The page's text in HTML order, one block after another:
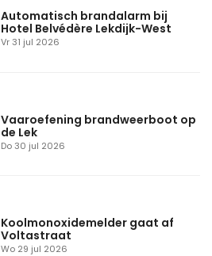
Vr 31 jul 2026
Automatisch brandalarm bij
Hotel Belvédère Lekdijk-West
Do 30 jul 2026
Vaaroefening brandweerboot op
de Lek
Wo 29 jul 2026
Koolmonoxidemelder gaat af
Voltastraat